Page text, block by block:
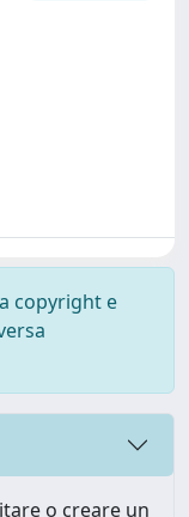
copyright e
o creare un